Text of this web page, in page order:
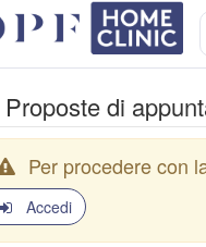
Proposte di
Per procedere con
Accedi